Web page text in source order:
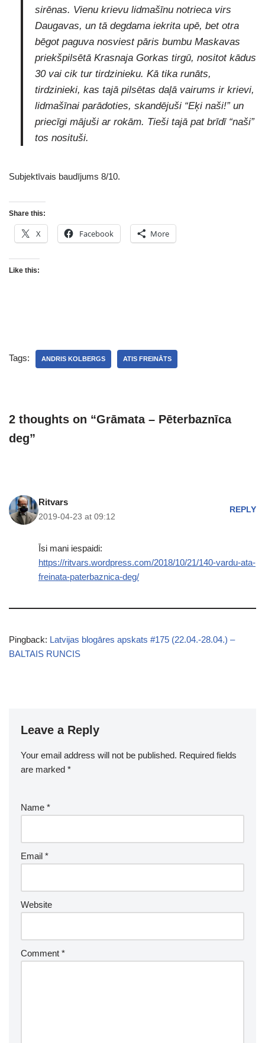
sirēnas. Vienu krievu lidmašīnu notrieca virs
Daugavas, un tā degdama iekrita upē, bet otra
bēgot paguva nosviest pāris bumbu Maskavas
priekšpilsētā Krasnaja Gorkas tirgū, nositot kādus
30 vai cik tur tirdzinieku. Kā tika runāts,
tirdzinieki, kas tajā pilsētas daļā vairums ir krievi,
lidmašīnai parādoties, skandējuši “Eķi naši!” un
priecīgi mājuši ar rokām. Tieši tajā pat brīdī “naši”
tos nosituši.
Subjektīvais baudījums 8/10.
Share this:
X Facebook More
Like this:
Tags: ANDRIS KOLBERGS ATIS FREINĀTS
2 thoughts on “Grāmata – Pēterbaznīca
deg”
Ritvars
2019-04-23 at 09:12
REPLY
Īsi mani iespaidi:
https://ritvars.wordpress.com/2018/10/21/140-vardu-ata-
freinata-paterbaznica-deg/
Pingback: Latvijas blogāres apskats #175 (22.04.-28.04.) –
BALTAIS RUNCIS
Leave a Reply
Your email address will not be published. Required fields
are marked *
Name *
Email *
Website
Comment *